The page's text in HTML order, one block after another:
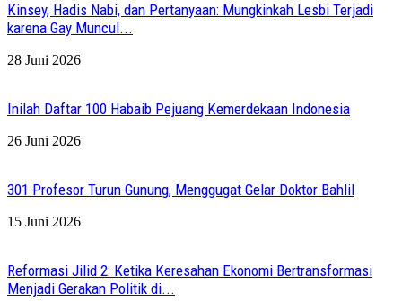
Kinsey, Hadis Nabi, dan Pertanyaan: Mungkinkah Lesbi Terjadi
karena Gay Muncul...
28 Juni 2026
Inilah Daftar 100 Habaib Pejuang Kemerdekaan Indonesia
26 Juni 2026
301 Profesor Turun Gunung, Menggugat Gelar Doktor Bahlil
15 Juni 2026
Reformasi Jilid 2: Ketika Keresahan Ekonomi Bertransformasi
Menjadi Gerakan Politik di...